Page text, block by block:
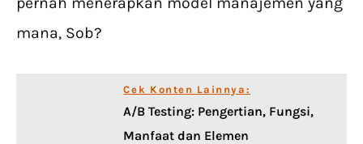
mana, Sob?
Cek Konten Lainnya:
A/B Testing: Pengertian, Fungsi,
Manfaat dan Elemen